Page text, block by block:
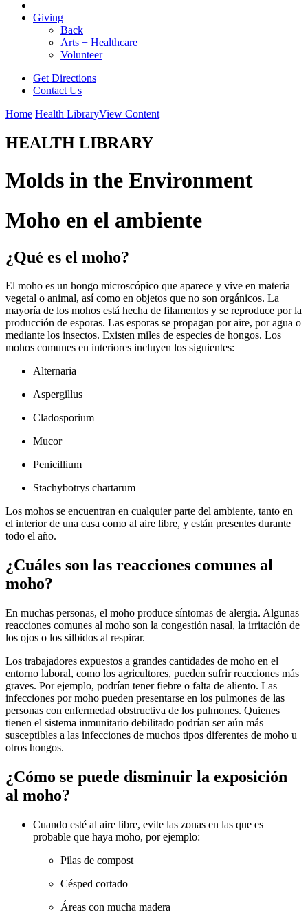
Giving
Back
Arts + Healthcare
Volunteer
Get Directions
Contact Us
Home Health LibraryView Content
HEALTH LIBRARY
Molds in the Environment
Moho en el ambiente
¿Qué es el moho?
El moho es un hongo microscópico que aparece y vive en materia
vegetal o animal, así como en objetos que no son orgánicos. La
mayoría de los mohos está hecha de filamentos y se reproduce por la
producción de esporas. Las esporas se propagan por aire, por agua o
mediante los insectos. Existen miles de especies de hongos. Los
mohos comunes en interiores incluyen los siguientes:
Alternaria
Aspergillus
Cladosporium
Mucor
Penicillium
Stachybotrys chartarum
Los mohos se encuentran en cualquier parte del ambiente, tanto en
el interior de una casa como al aire libre, y están presentes durante
todo el año.
¿Cuáles son las reacciones comunes al
moho?
En muchas personas, el moho produce síntomas de alergia. Algunas
reacciones comunes al moho son la congestión nasal, la irritación de
los ojos o los silbidos al respirar.
Los trabajadores expuestos a grandes cantidades de moho en el
entorno laboral, como los agricultores, pueden sufrir reacciones más
graves. Por ejemplo, podrían tener fiebre o falta de aliento. Las
infecciones por moho pueden presentarse en los pulmones de las
personas con enfermedad obstructiva de los pulmones. Quienes
tienen el sistema inmunitario debilitado podrían ser aún más
susceptibles a las infecciones de muchos tipos diferentes de moho u
otros hongos.
¿Cómo se puede disminuir la exposición
al moho?
Cuando esté al aire libre, evite las zonas en las que es
probable que haya moho, por ejemplo:
Pilas de compost
Césped cortado
Áreas con mucha madera